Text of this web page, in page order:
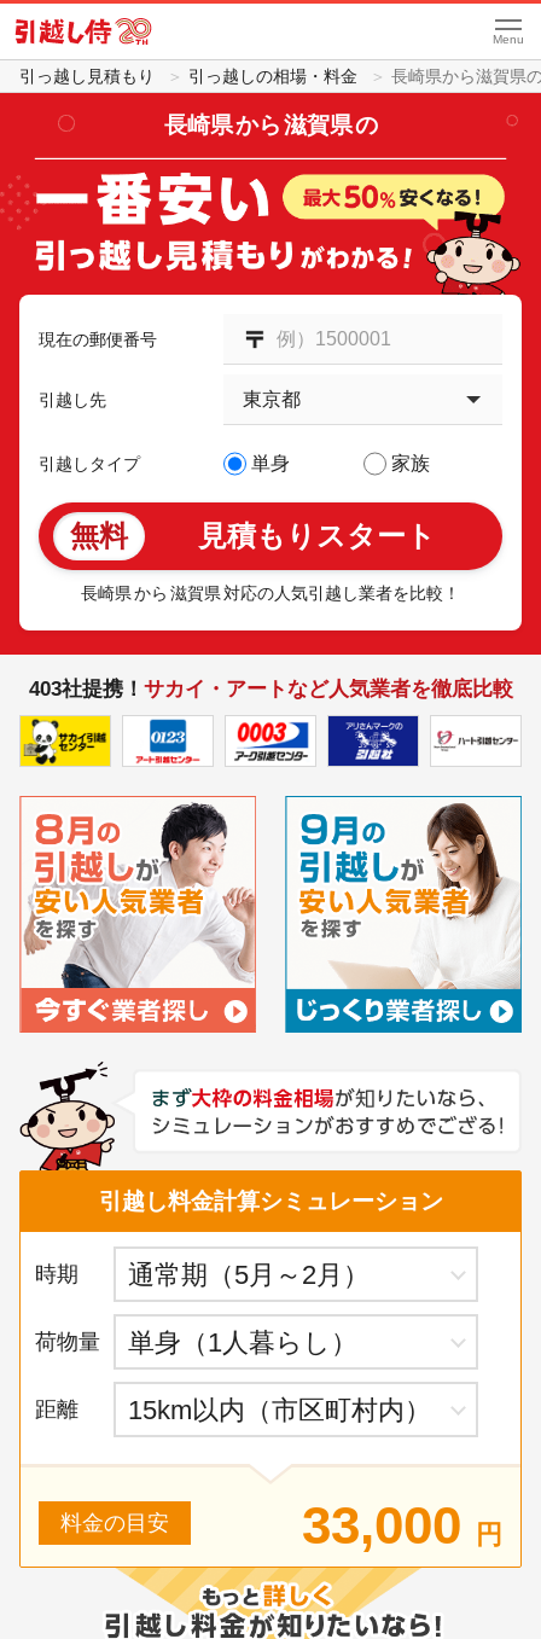
Menu
引っ越し見積もり 引っ越しの相場・料金 長崎県から滋賀県
長崎県から滋賀県の
現在の郵便番号
引越し先
引越しタイプ 単身 家族
無料 見積もりスタート
長崎県から 滋賀県対応の人気引越し業者を比較！
403社提携！ サカイ・アートなど人気業者を徹底比較
引越し料金計算シミュレーション
時期
荷物量
距離
料金の目安 33,000 円